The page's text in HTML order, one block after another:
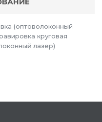
(оптоволоконный
круговая
лазер)